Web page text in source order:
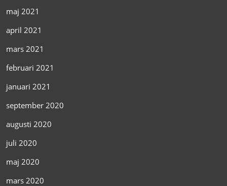
maj 2021
april 2021
mars 2021
februari 2021
januari 2021
september 2020
augusti 2020
juli 2020
maj 2020
mars 2020